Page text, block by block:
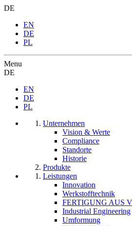
DE
EN
DE
PL
Menu
DE
EN
DE
PL
Unternehmen
Vision & Werte
Compliance
Standorte
Historie
Produkte
Leistungen
Innovation
Werkstofftechnik
FERTIGUNG AUS
Industrial Engineering
Umformung